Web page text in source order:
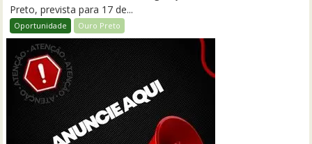
Preto, prevista para 17 de...
Oportunidade Ouro Preto